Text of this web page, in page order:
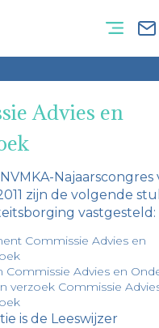
Advies en
Najaarscongres
zijn de volgende
vastgesteld:
Commissie Advies en
Commissie Advies en
verzoek Commissie
is de Leeswijzer